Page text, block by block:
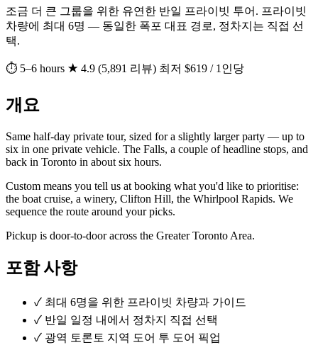
조금 더 큰 그룹을 위한 유연한 반일 프라이빗 투어. 프라이빗
차량에 최대 6명 — 동일한 폭포 대표 경로, 정차지는 직접 선
택.
⏱ 5–6 hours ★ 4.9 (5,891 리뷰) 최저 $619 / 1인당
개요
Same half-day private tour, sized for a slightly larger party — up to
six in one private vehicle. The Falls, a couple of headline stops, and
back in Toronto in about six hours.
Custom means you tell us at booking what you'd like to prioritise:
the boat cruise, a winery, Clifton Hill, the Whirlpool Rapids. We
sequence the route around your picks.
Pickup is door-to-door across the Greater Toronto Area.
포함 사항
✓ 최대 6명을 위한 프라이빗 차량과 가이드
✓ 반일 일정 내에서 정차지 직접 선택
✓ 광역 토론토 지역 도어 투 도어 픽업